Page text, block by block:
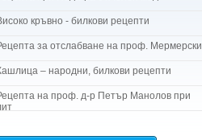
кръвно - билкови рецепти
за отслабване на проф. Мермерски
– народни, билкови рецепти
на проф. д-р Петър Манолов при